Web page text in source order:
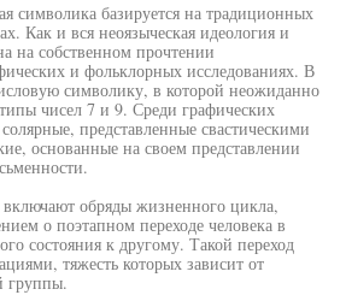
символика базируется на традиционных
Как и вся неоязыческая идеология и
на собственном прочтении
и фольклорных исследованиях. В
символику, в которой неожиданно
чисел 7 и 9. Среди графических
представленные свастическими
основанные на своем представлении
обряды жизненного цикла,
о поэтапном переходе человека в
состояния к другому. Такой переход
тяжесть которых зависит от
группы.